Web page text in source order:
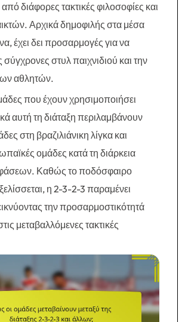
διάφορες τακτικές φιλοσοφίες και
Αρχικά δημοφιλής στα μέσα
έχει δει προσαρμογές για να
σύγχρονες στυλ παιχνιδιού και την
αθλητών.
που έχουν χρησιμοποιήσει
αυτή τη διάταξη περιλαμβάνουν
στη βραζιλιάνικη λίγκα και
ομάδες κατά τη διάρκεια
Καθώς το ποδόσφαιρο
η 2-3-2-3 παραμένει
την προσαρμοστικότητά
μεταβαλλόμενες τακτικές